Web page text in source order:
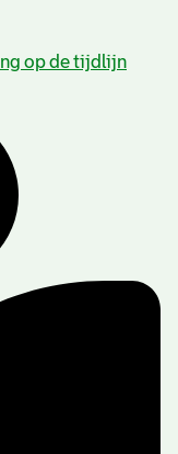
op de tijdlijn